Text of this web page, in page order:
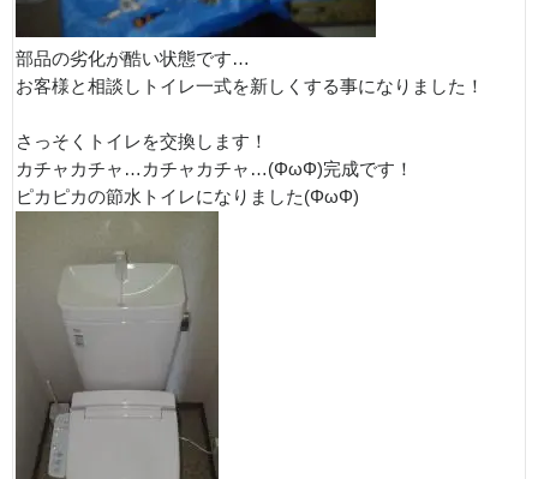
部品の劣化が酷い状態です…
お客様と相談しトイレ一式を新しくする事になりました！
さっそくトイレを交換します！
カチャカチャ…カチャカチャ…(ΦωΦ)完成です！
ピカピカの節水トイレになりました(ΦωΦ)